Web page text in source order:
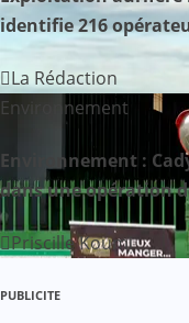
identifie 216
La Rédaction
Environnement
Environnement :
dans une opération
Priscille Koumi
PUBLICITE